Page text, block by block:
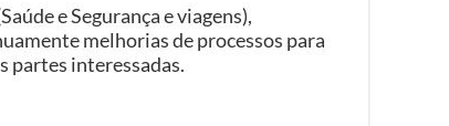
e Segurança e viagens),
melhorias de processos para
partes interessadas.